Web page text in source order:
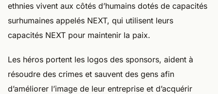
ethnies vivent aux côtés d’humains dotés de capacités
surhumaines appelés NEXT, qui utilisent leurs
capacités NEXT pour maintenir la paix.
Les héros portent les logos des sponsors, aident à
résoudre des crimes et sauvent des gens afin
d’améliorer l’image de leur entreprise et d’acquérir